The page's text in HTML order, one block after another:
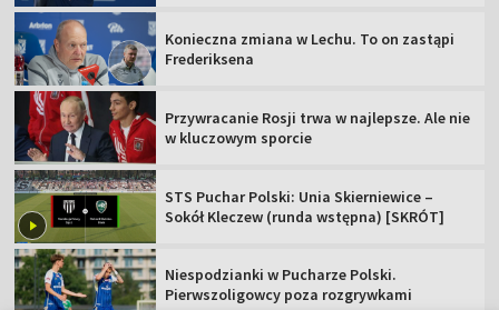
Konieczna zmiana w Lechu. To on zastąpi
Frederiksena
Przywracanie Rosji trwa w najlepsze. Ale nie
w kluczowym sporcie
STS Puchar Polski: Unia Skierniewice –
Sokół Kleczew (runda wstępna) [SKRÓT]
Niespodzianki w Pucharze Polski.
Pierwszoligowcy poza rozgrywkami